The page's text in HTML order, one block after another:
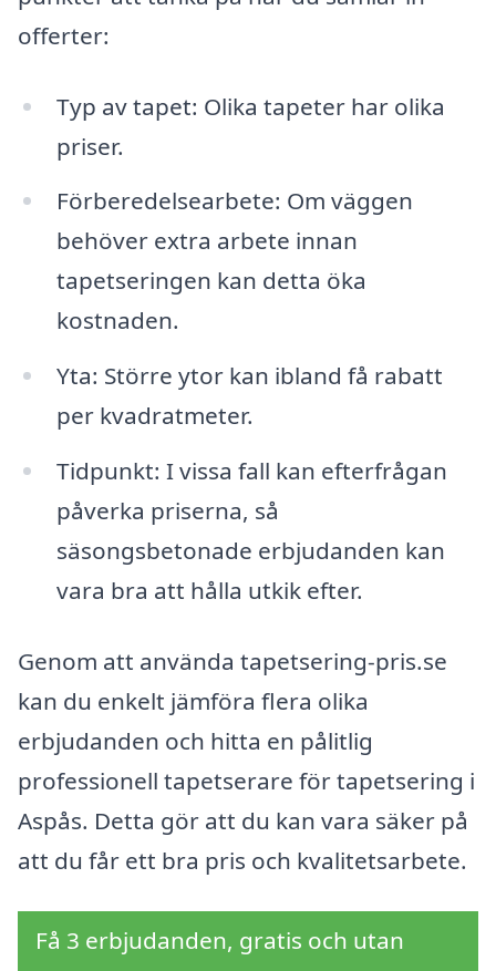
offerter:
Typ av tapet: Olika tapeter har olika
priser.
Förberedelsearbete: Om väggen
behöver extra arbete innan
tapetseringen kan detta öka
kostnaden.
Yta: Större ytor kan ibland få rabatt
per kvadratmeter.
Tidpunkt: I vissa fall kan efterfrågan
påverka priserna, så
säsongsbetonade erbjudanden kan
vara bra att hålla utkik efter.
Genom att använda tapetsering-pris.se
kan du enkelt jämföra flera olika
erbjudanden och hitta en pålitlig
professionell tapetserare för tapetsering i
Aspås. Detta gör att du kan vara säker på
att du får ett bra pris och kvalitetsarbete.
Få 3 erbjudanden, gratis och utan